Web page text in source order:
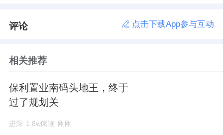
评论 点击下载App参与互动
相关推荐
保利置业南码头地王，终于
过了规划关
进深 1.8w阅读 刚刚